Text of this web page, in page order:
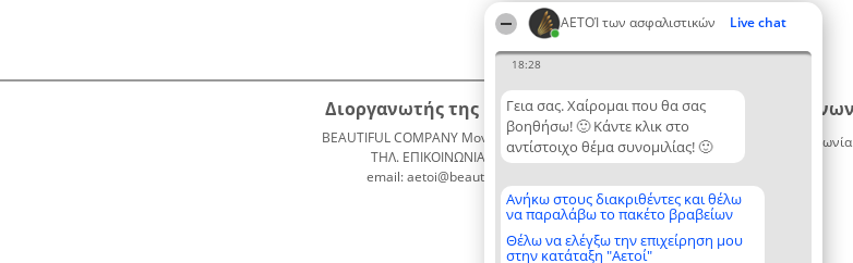
ΑΕΤΟΊ των ασφαλιστικών Live chat
18:28
Γεια σας. Χαίρομαι που θα σας
βοηθήσω! 🙂 Κάντε κλικ στο
αντίστοιχο θέμα συνομιλίας! 🙂
Ανήκω στους διακριθέντες και θέλω
να παραλάβω το πακέτο βραβείων
Θέλω να ελέγξω την επιχείρηση μου
στην κατάταξη "Αετοί"
Διοργανωτής της κατάταξης
BEAUTIFUL COMPANY Μονοπρόσωπη ΙΚΕ
ΤΗΛ. ΕΠΙΚΟΙΝΩΝΙΑΣ: 2104128019
email: aetoi@beautifulcompany.co
Κατάταξη
Διακριθέντες
Λίστα
διακριθέντων
Μεθοδολογία
Όροι &
προϋποθέσεις
Επικοινωνία